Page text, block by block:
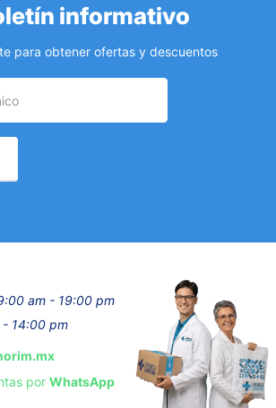
informativo
para obtener ofertas y descuentos
am - 19:00 pm
14:00 pm
por WhatsApp